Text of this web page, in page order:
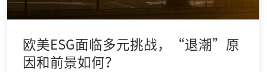
欧美ESG面临多元挑战，“退潮”原
因和前景如何？